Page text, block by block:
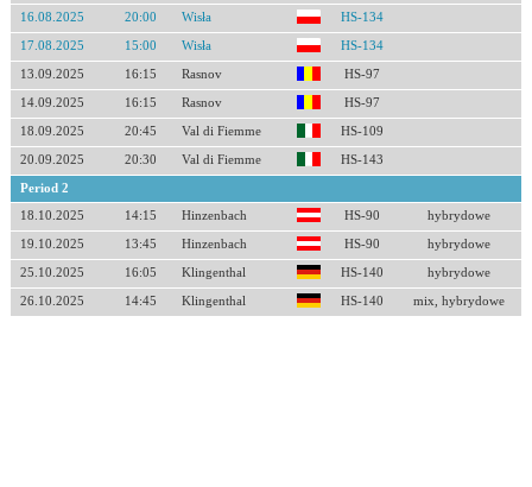
16.08.2025 20:00 Wisła HS-134
17.08.2025 15:00 Wisła HS-134
13.09.2025 16:15 Rasnov HS-97
14.09.2025 16:15 Rasnov HS-97
18.09.2025 20:45 Val di Fiemme HS-109
20.09.2025 20:30 Val di Fiemme HS-143
Period 2
18.10.2025 14:15 Hinzenbach HS-90 hybrydowe
19.10.2025 13:45 Hinzenbach HS-90 hybrydowe
25.10.2025 16:05 Klingenthal HS-140 hybrydowe
26.10.2025 14:45 Klingenthal HS-140 mix, hybrydowe